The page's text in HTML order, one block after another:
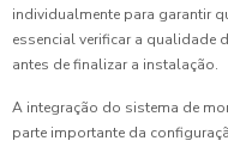
individualmente para garantir
essencial verificar a qualidade
antes de finalizar a instalação.
A integração do sistema de
parte importante da